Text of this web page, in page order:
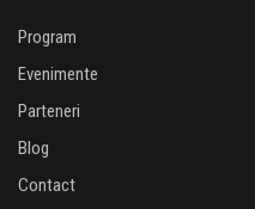
Program
Evenimente
Parteneri
Blog
Contact